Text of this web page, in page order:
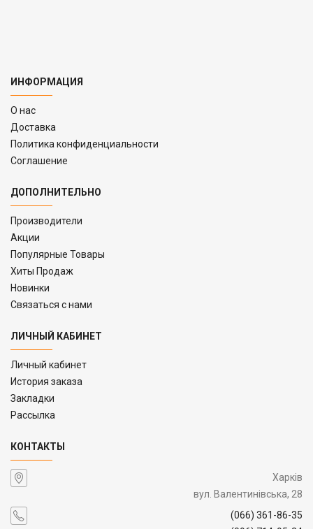
ИНФОРМАЦИЯ
O нас
Доставка
Политика конфиденциальности
Соглашение
ДОПОЛНИТЕЛЬНО
Производители
Акции
Популярные Товары
Хиты Продаж
Новинки
Связаться с нами
ЛИЧНЫЙ КАБИНЕТ
Личный кабинет
История заказа
Закладки
Рассылка
КОНТАКТЫ
Харків
вул. Валентинівська, 28
(066) 361-86-35